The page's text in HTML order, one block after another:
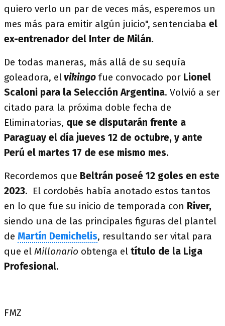
quiero verlo un par de veces más, esperemos un
mes más para emitir algún juicio", sentenciaba el
ex-entrenador del Inter de Milán.
De todas maneras, más allá de su sequía
goleadora, elvikingo fue convocado por Lionel
Scaloni para la Selección Argentina. Volvió a ser
citado para la próxima doble fecha de
Eliminatorias, que se disputarán frente a
Paraguay el día jueves 12 de octubre, y ante
Perú el martes 17 de ese mismo mes.
Recordemos que Beltrán poseé 12 goles en este
2023. El cordobés había anotado estos tantos
en lo que fue su inicio de temporada con River,
siendo una de las principales figuras del plantel
de Martín Demichelis, resultando ser vital para
que el Millonario obtenga el título de la Liga
Profesional.
FMZ